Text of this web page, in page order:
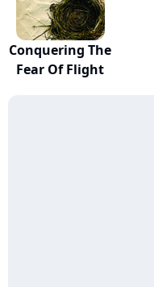
Conquering The
Fear Of Flight